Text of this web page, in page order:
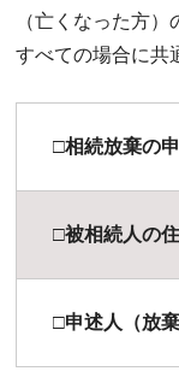
（亡くなった方
すべての場合に共
□相続放棄の
□被相続人の
□申述人（放